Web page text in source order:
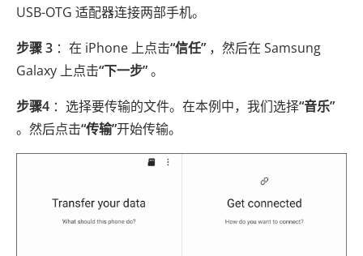
USB-OTG 适配器连接两部手机。
步骤 3 ：在 iPhone 上点击“信任” ，然后在 Samsung
Galaxy 上点击“下一步”。
步骤4 ：选择要传输的文件。在本例中，我们选择“音乐”
。然后点击“传输”开始传输。